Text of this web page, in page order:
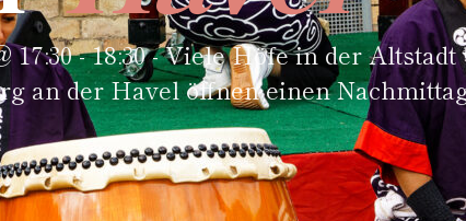
17:30 - 18:30 - Viele Höfe in der Altstadt
an der Havel öffnen einen
In manchen gibt es Livemusik,